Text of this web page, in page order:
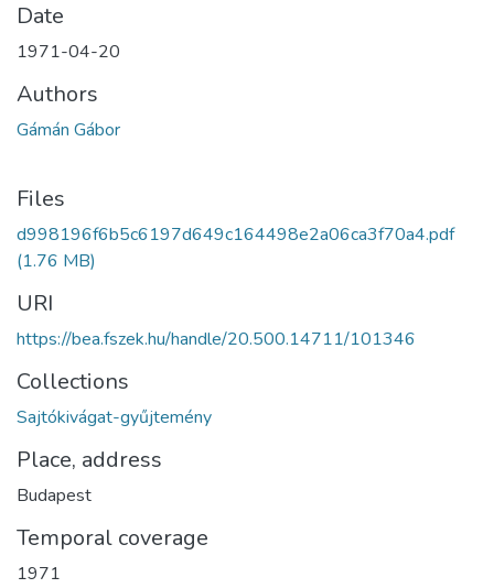
Date
1971-04-20
Authors
Gámán Gábor
Files
d998196f6b5c6197d649c164498e2a06ca3f70a4.pdf
(1.76 MB)
URI
https://bea.fszek.hu/handle/20.500.14711/101346
Collections
Sajtókivágat-gyűjtemény
Place, address
Budapest
Temporal coverage
1971